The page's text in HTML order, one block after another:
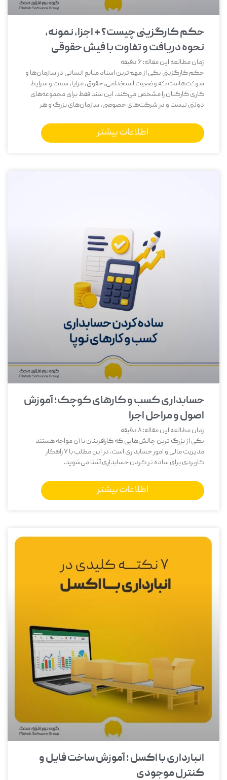
حکم کارگزینی چیست؟ + اجزا، نمونه،
نحوه دریافت و تفاوت با فیش حقوقی
زمان مطالعه این مقاله:6 دقیقه
حکم کارگزینی یکی از مهم‌ترین اسناد منابع انسانی در سازمان‌ها و
شرکت‌هاست که وضعیت استخدامی، حقوق، مزایا، سمت و شرایط
کاری کارکنان را مشخص می‌کند. این سند فقط برای مجموعه‌های
دولتی نیست و در شرکت‌های خصوصی، سازمان‌های بزرگ و هر
اطلاعات بیشتر
حسابداری کسب و کارهای کوچک؛ آموزش
اصول و مراحل اجرا
زمان مطالعه این مقاله:8دقیقه
یکی از بزرگ‌ ترین چالش‌هایی که کارآفرینان با آن مواجه هستند
مدیریت مالی و امور حسابداری است. در این مطلب با 7 راهکار
کاربردی برای ساده تر کردن حسابداری آشنا می‌شوید.
اطلاعات بیشتر
انبارداری با اکسل ؛ آموزش ساخت فایل و
کنترل موجودی